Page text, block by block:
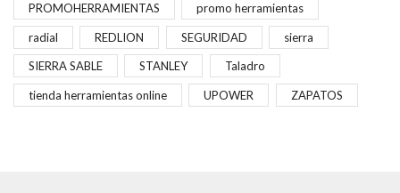
PROMOHERRAMIENTAS promo herramientas
radial REDLION SEGURIDAD sierra
SIERRA SABLE STANLEY Taladro
tienda herramientas online UPOWER ZAPATOS